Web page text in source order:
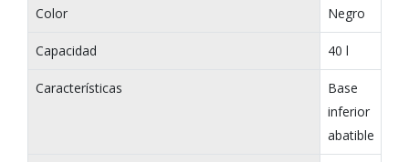
Color Negro
Capacidad 40 l
Características
Base
inferior
abatible